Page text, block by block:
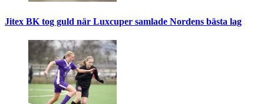
Jitex BK tog guld när Luxcuper samlade Nordens bästa lag